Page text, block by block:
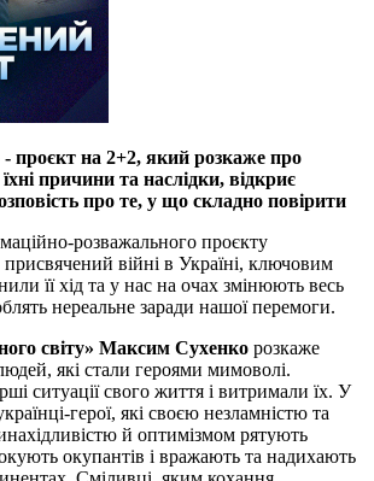
- проєкт на 2+2, який розкаже про
їхні причини та наслідки, відкриє
про те, у що складно повірити
розважального проєкту
присвячений війні в Україні, ключовим
її хід та у нас на очах змінюють весь
нереальне заради нашої перемоги.
світу» Максим Сухенко розкаже
людей, які стали героями мимоволі.
ситуації свого життя і витримали їх. У
герої, які своєю незламністю та
й оптимізмом рятують
окупантів і вражають та надихають